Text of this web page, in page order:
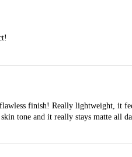
finish! Really lightweight, it
tone and it really stays matte all